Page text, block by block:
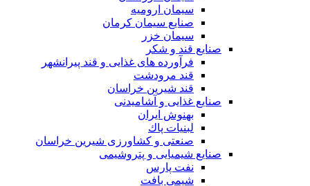
سیمان ارومیه
صنایع سیمان کرمان
سیمان خزر
صنایع قند و شکر
فرآورده های غذایی و قند پیرانشهر
قند مرودشت
قند شیرین خراسان
صنایع غذايی و آشاميدنی
بهنوش ایران
لبنيات پاك
صنعتی و کشاورزی شیرین خراسان
صنایع شیمیایی و پتروشیمی
نفت پارس
شیمی بافت